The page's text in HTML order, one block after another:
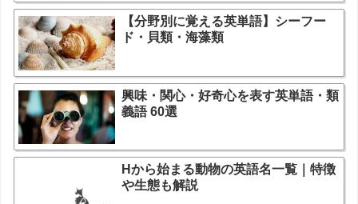
【分野別に覚える英単語】シーフー
ド・貝類・海藻類
興味・関心・好奇心を表す英単語・類
義語 60選
Hから始まる動物の英語名一覧｜特徴
や生態も解説